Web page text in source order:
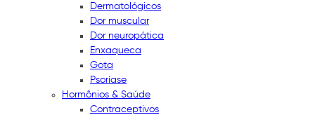
Dermatológicos
Dor muscular
Dor neuropática
Enxaqueca
Gota
Psoríase
Hormônios & Saúde
Contraceptivos